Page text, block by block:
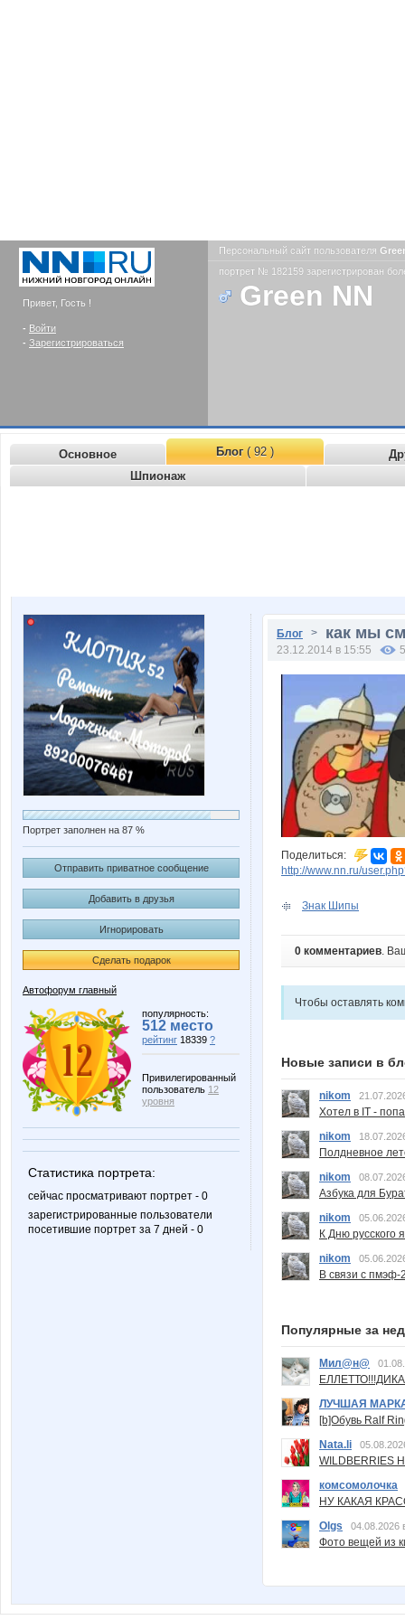
Привет, Гость !
- Войти
- Зарегистрироваться
Персональный сайт пользователя
портрет № 182159 зарегистрирован
Green NN
Основное Блог( 92 )
Шпионаж
Портрет заполнен на 87 %
Отправить приватное сообщение
Добавить в друзья
Игнорировать
Сделать подарок
Автофорум главный
популярность:
512 место
рейтинг 18339 ?
Привилегированный
пользователь 12
уровня
Статистика портрета:
сейчас просматривают портрет - 0
зарегистрированные пользователи
посетившие портрет за 7 дней - 0
Блог > как мы
23.12.2014 в 15:55
Поделиться:
http://www.nn.ru/
Знак Шипы
0 комментариев.
Чтобы оставлять
Новые записи в
nikom
Хотел в IT -
nikom
Полдневное
nikom
Азбука для
nikom
К Дню русского
nikom
В связи с пмэф-
Популярные за
Мил@н@
ЛУЧШАЯ
[b]Обувь Ralf
Nata.li
комсомолочка
НУ КАКАЯ
Olgs
04.08.2026
Фото вещей из